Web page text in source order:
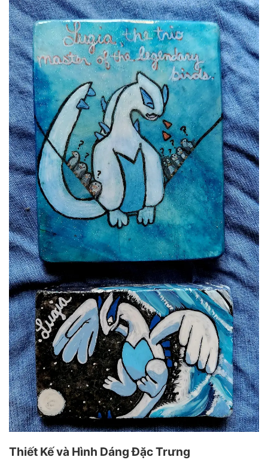
Thiết Kế và Hình Dáng Đặc Trưng